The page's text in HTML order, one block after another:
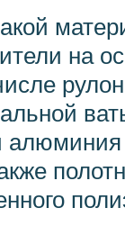
на
алюминия